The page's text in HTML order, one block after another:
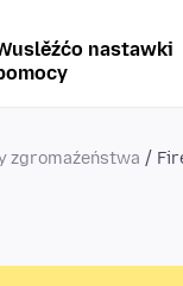
nastawki
zgromaźeństwa